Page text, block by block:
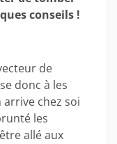
conseils !
de
donc à les
chez soi
les
allé aux